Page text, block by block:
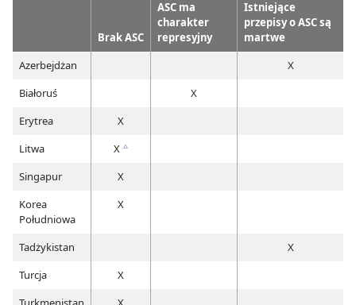
Brak ASC
ASC ma
charakter
represyjny
Istniejące
przepisy o ASC są
martwe
Azerbejdżan
X
Białoruś
X
Erytrea
X
Litwa
X c
Singapur
X
Korea
Południowa
X
Tadżykistan
X
Turcja
X